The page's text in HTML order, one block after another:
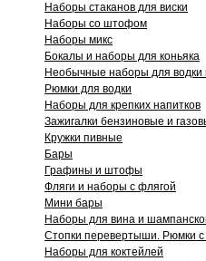
Наборы стаканов для виски
Наборы со штофом
Наборы микс
Бокалы и наборы для коньяка
Необычные наборы для водки
Рюмки для водки
Наборы для крепких напитков
Зажигалки бензиновые и
Кружки пивные
Бары
Графины и штофы
Фляги и наборы с флягой
Мини бары
Наборы для вина и
Стопки перевертыши. Рюмки с
Наборы для коктейлей